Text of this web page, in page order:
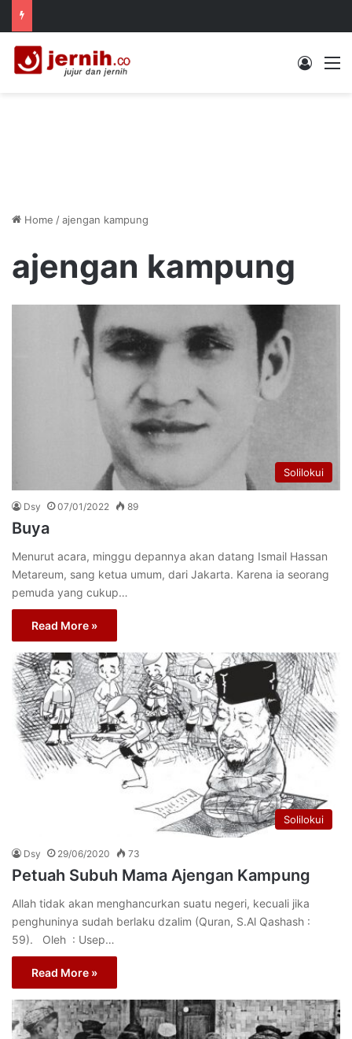
Log In
Home /ajengan kampung
ajengan kampung
Solilokui
Dsy 07/01/2022 89
Buya
Menurut acara, minggu depannya akan datang Ismail Hassan
Metareum, sang ketua umum, dari Jakarta. Karena ia seorang
pemuda yang cukup…
Read More »
Solilokui
Dsy 29/06/2020 73
Petuah Subuh Mama Ajengan Kampung
Allah tidak akan menghancurkan suatu negeri, kecuali jika
penghuninya sudah berlaku dzalim (Quran, S.Al Qashash :
59). Oleh : Usep…
Read More »